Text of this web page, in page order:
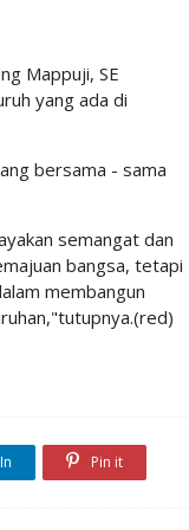
Mappuji, SE
yang ada di
bersama - sama
semangat dan
bangsa, tetapi
membangun
In Pin it